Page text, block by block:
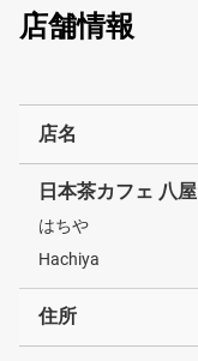
店舗情報
店名
日本茶カフェ 八屋
はちや
Hachiya
住所